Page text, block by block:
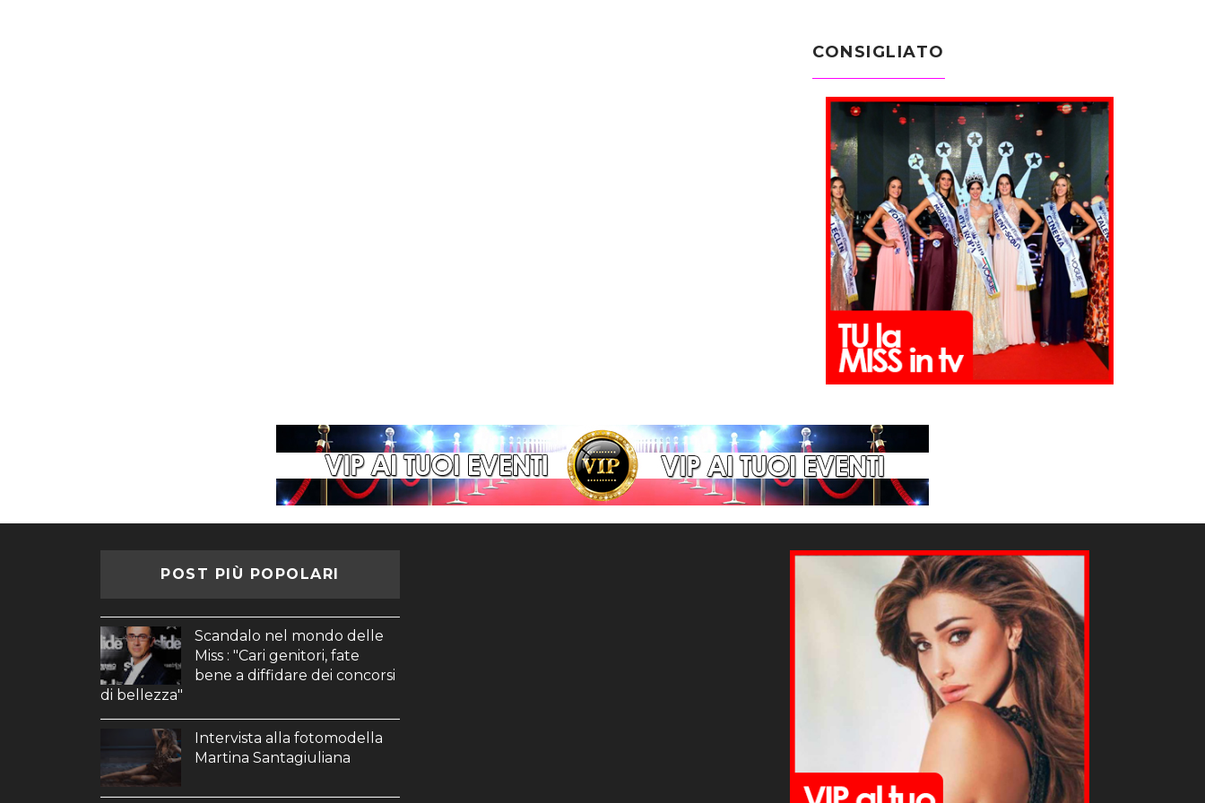
CONSIGLIATO
POST PIÙ POPOLARI
Scandalo nel mondo delle
Miss : "Cari genitori, fate
bene a diffidare dei concorsi
di bellezza"
Intervista alla fotomodella
Martina Santagiuliana